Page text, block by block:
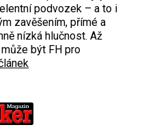
podvozek – a to i
zavěšením, přímé a
nízká hlučnost. Až
být FH pro